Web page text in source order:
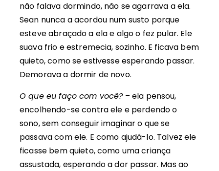
não falava dormindo, não se agarrava a ela.
Sean nunca a acordou num susto porque
esteve abraçado a ela e algo o fez pular. Ele
suava frio e estremecia, sozinho. E ficava bem
quieto, como se estivesse esperando passar.
Demorava a dormir de novo.
O que eu faço com você?– ela pensou,
encolhendo-se contra ele e perdendo o
sono, sem conseguir imaginar o que se
passava com ele. E como ajudá-lo. Talvez ele
ficasse bem quieto, como uma criança
assustada, esperando a dor passar. Mas ao